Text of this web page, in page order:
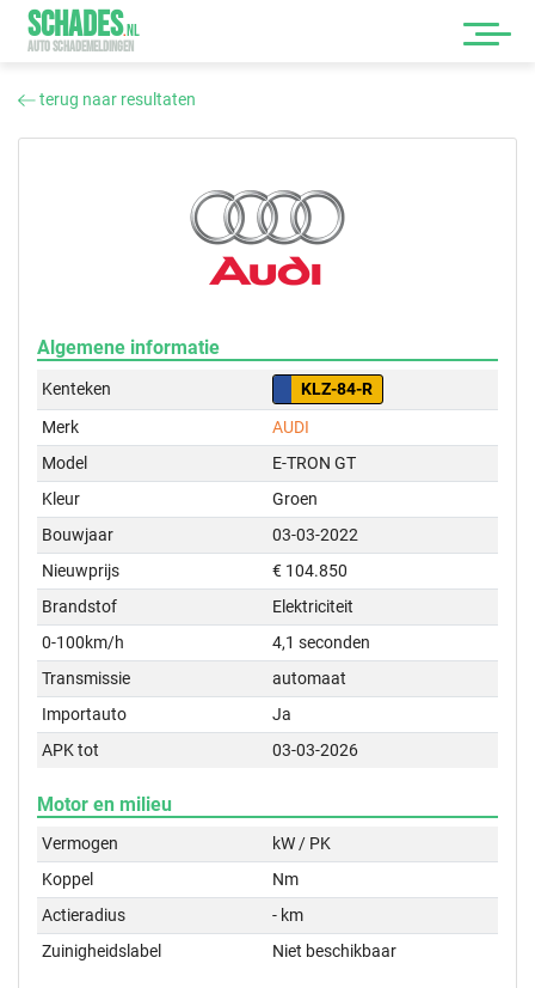
SCHADES.NL
AUTO SCHADEMELDINGEN
terug naar resultaten
Algemene informatie
Kenteken
KLZ-84-R
Merk
AUDI
Model
E-TRON GT
Kleur
Groen
Bouwjaar
03-03-2022
Nieuwprijs
€ 104.850
Brandstof
Elektriciteit
0-100km/h
4,1 seconden
Transmissie
automaat
Importauto
Ja
APK tot
03-03-2026
Motor en milieu
Vermogen
kW / PK
Koppel
Nm
Actieradius
- km
Zuinigheidslabel
Niet beschikbaar